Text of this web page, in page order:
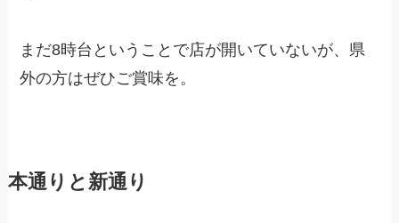
まだ8時台ということで店が開いていないが、県
外の方はぜひご賞味を。
本通りと新通り